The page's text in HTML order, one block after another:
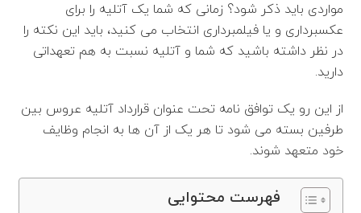
مواردی باید ذکر شود؟ زمانی که شما یک آتلیه را برای
عکسبرداری و یا فیلمبرداری انتخاب می کنید، باید این نکته را
در نظر داشته باشید که شما و آتلیه نسبت به هم تعهداتی
دارید.
از این رو یک توافق نامه تحت عنوان قرارداد آتلیه عروس بین
طرفین بسته می شود تا هر یک از آن ها به انجام وظایف
خود متعهد شوند.
فهرست محتوایی